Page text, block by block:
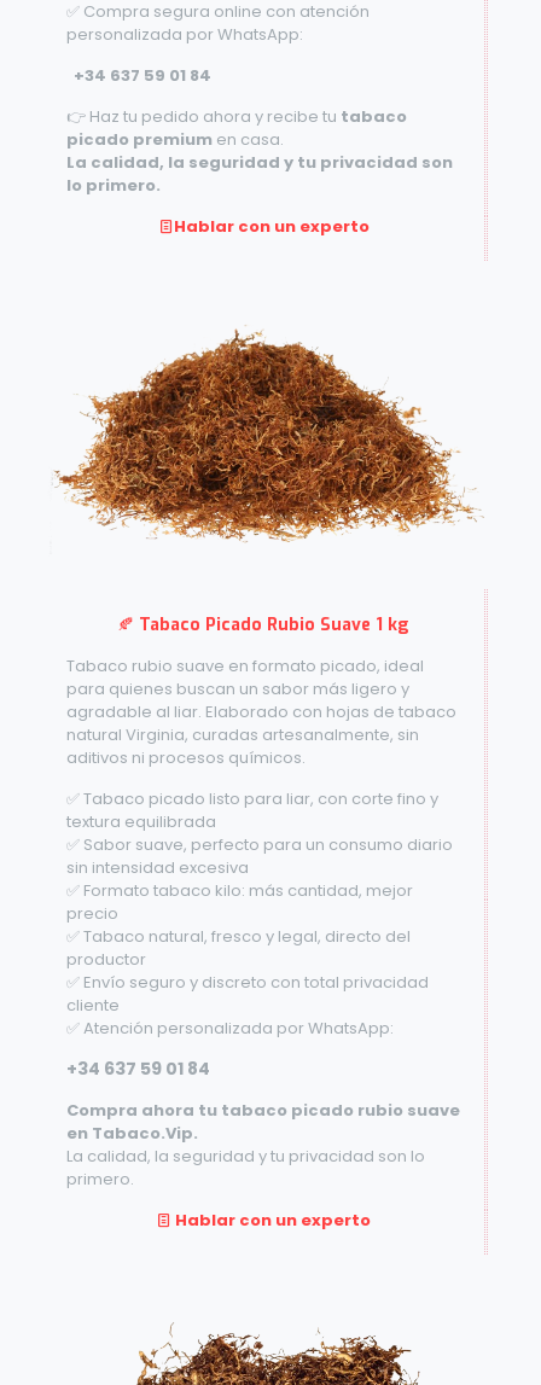
✅ Compra segura online con atención
personalizada por WhatsApp:
+34 637 59 01 84
👉 Haz tu pedido ahora y recibe tu tabaco
picado premium en casa.
La calidad, la seguridad y tu privacidad son
lo primero.
Hablar con un experto
🍂 Tabaco Picado Rubio Suave 1 kg
Tabaco rubio suave en formato picado, ideal
para quienes buscan un sabor más ligero y
agradable al liar. Elaborado con hojas de tabaco
natural Virginia, curadas artesanalmente, sin
aditivos ni procesos químicos.
✅ Tabaco picado listo para liar, con corte fino y
textura equilibrada
✅ Sabor suave, perfecto para un consumo diario
sin intensidad excesiva
✅ Formato tabaco kilo: más cantidad, mejor
precio
✅ Tabaco natural, fresco y legal, directo del
productor
✅ Envío seguro y discreto con total privacidad
cliente
✅ Atención personalizada por WhatsApp:
+34 637 59 01 84
Compra ahora tu tabaco picado rubio suave
en Tabaco.Vip.
La calidad, la seguridad y tu privacidad son lo
primero.
Hablar con un experto